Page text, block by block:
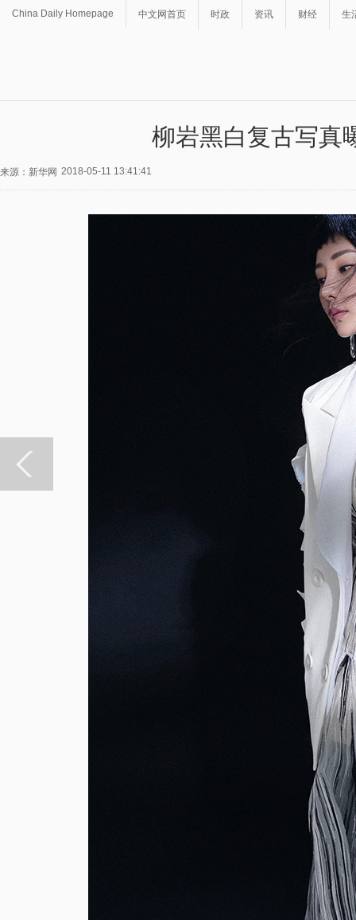
China Daily Homepage 中文网首页 时政 资讯 财经 生
柳岩黑白复古写真
来源：新华网 2018-05-11 13:41:41